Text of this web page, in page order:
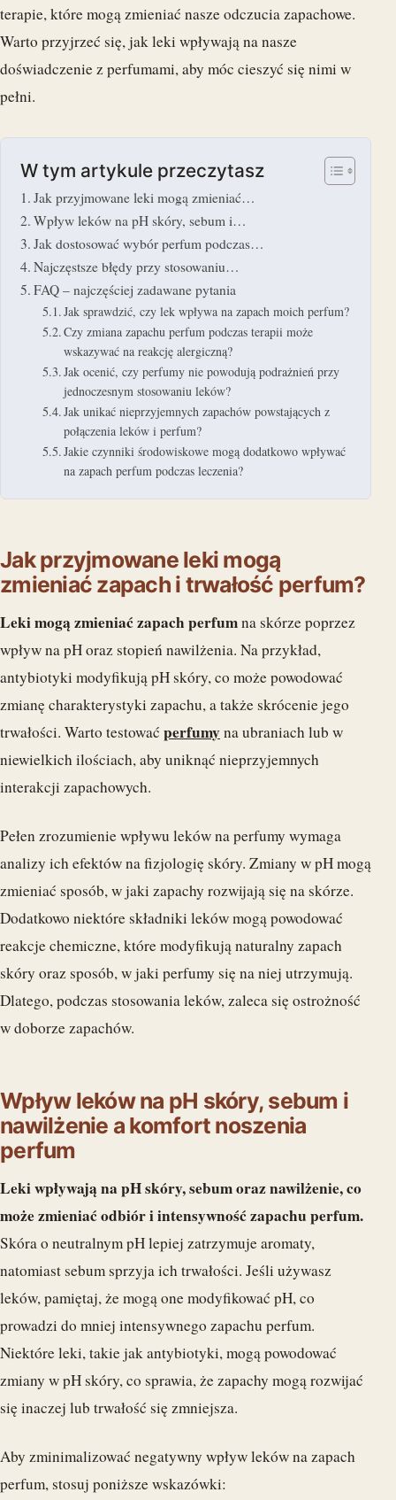
terapie, które mogą zmieniać nasze odczucia zapachowe.
Warto przyjrzeć się, jak leki wpływają na nasze
doświadczenie z perfumami, aby móc cieszyć się nimi w
pełni.
W tym artykule przeczytasz
Jak przyjmowane leki mogą zmieniać…
Wpływ leków na pH skóry, sebum i…
Jak dostosować wybór perfum podczas…
Najczęstsze błędy przy stosowaniu…
FAQ – najczęściej zadawane pytania
Jak sprawdzić, czy lek wpływa na zapach moich perfum?
Czy zmiana zapachu perfum podczas terapii może
wskazywać na reakcję alergiczną?
Jak ocenić, czy perfumy nie powodują podrażnień przy
jednoczesnym stosowaniu leków?
Jak unikać nieprzyjemnych zapachów powstających z
połączenia leków i perfum?
Jakie czynniki środowiskowe mogą dodatkowo wpływać
na zapach perfum podczas leczenia?
Jak przyjmowane leki mogą
zmieniać zapach i trwałość perfum?
Leki mogą zmieniać zapach perfumna skórze poprzez
wpływ na pH oraz stopień nawilżenia. Na przykład,
antybiotyki modyfikują pH skóry, co może powodować
zmianę charakterystyki zapachu, a także skrócenie jego
trwałości. Warto testować perfumyna ubraniach lub w
niewielkich ilościach, aby uniknąć nieprzyjemnych
interakcji zapachowych.
Pełen zrozumienie wpływu leków na perfumy wymaga
analizy ich efektów na fizjologię skóry. Zmiany w pH mogą
zmieniać sposób, w jaki zapachy rozwijają się na skórze.
Dodatkowo niektóre składniki leków mogą powodować
reakcje chemiczne, które modyfikują naturalny zapach
skóry oraz sposób, w jaki perfumy się na niej utrzymują.
Dlatego, podczas stosowania leków, zaleca się ostrożność
w doborze zapachów.
Wpływ leków na pH skóry, sebum i
nawilżenie a komfort noszenia
perfum
Leki wpływają na pH skóry, sebum oraz nawilżenie, co
może zmieniać odbiór i intensywność zapachu perfum.
Skóra o neutralnym pH lepiej zatrzymuje aromaty,
natomiast sebum sprzyja ich trwałości. Jeśli używasz
leków, pamiętaj, że mogą one modyfikować pH, co
prowadzi do mniej intensywnego zapachu perfum.
Niektóre leki, takie jak antybiotyki, mogą powodować
zmiany w pH skóry, co sprawia, że zapachy mogą rozwijać
się inaczej lub trwałość się zmniejsza.
Aby zminimalizować negatywny wpływ leków na zapach
perfum, stosuj poniższe wskazówki: